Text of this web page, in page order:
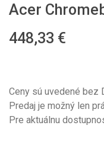
Acer
448,33 €
Ceny sú uvedené bez
Predaj je možný len
Pre aktuálnu